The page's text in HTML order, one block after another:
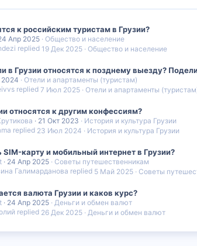
к российским туристам в Грузии?
Апр 2025 Общество и население
Общество и население
19 Дек 2025
в Грузии относятся к позднему выезду?
Отели и апартаменты (туристам)
Отели и апартаменты
7 Июл 2025
относятся к другим конфессиям?
21 Окт 2023
История и культура Грузии
История и культура Грузии
23 Июл 2024
SIM-карту и мобильный интернет в Грузии?
24 Апр 2025 Советы путешественникам
Советы
5 Май 2025
Галимарданова
валюта Грузии и каков курс?
24 Апр 2025
Деньги и обмен валют
Деньги и обмен валют
26 Дек 2025